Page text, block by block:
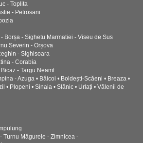
- Toplita
- Petrosani
Borșa - Sighetu Marmatiei - Viseu de Sus
Severin - Orșova
- Sighisoara
- Corabia
- Targu Neamt
- Azuga • Băicoi • Boldești-Scăeni • Breaza •
• Plopeni • Sinaia • Slănic • Urlați • Vălenii de
Turnu Măgurele - Zimnicea -